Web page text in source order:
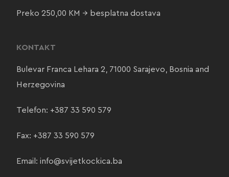
Preko 250,00 KM → besplatna dostava
KONTAKT
Bulevar Franca Lehara 2, 71000 Sarajevo, Bosnia and
Herzegovina
Telefon: +387 33 590 579
Fax: +387 33 590 579
Email: info@svijetkockica.ba